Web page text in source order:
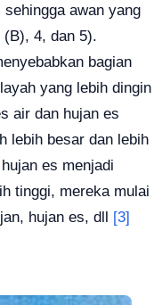
awan yang
(B), 4, dan 5).
bagian
yang lebih dingin
air dan hujan es
lebih besar dan lebih
es menjadi
tinggi, mereka mulai
hujan es, dll [3]